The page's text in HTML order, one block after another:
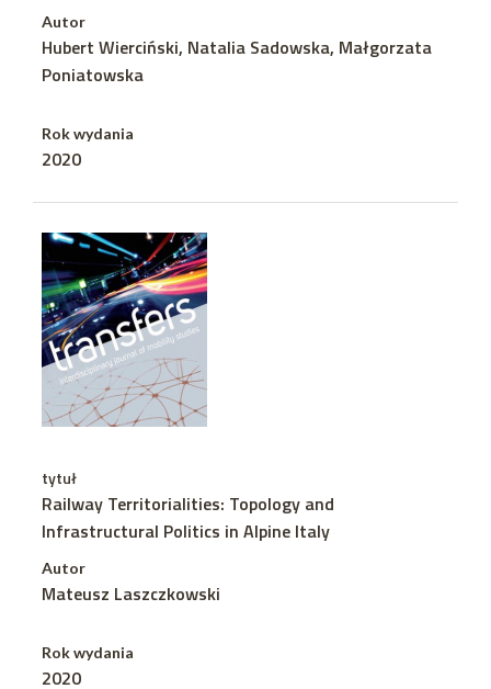
Autor
Hubert Wierciński, Natalia Sadowska, Małgorzata
Poniatowska
Rok wydania
2020
tytuł
Railway Territorialities: Topology and
Infrastructural Politics in Alpine Italy
Autor
Mateusz Laszczkowski
Rok wydania
2020